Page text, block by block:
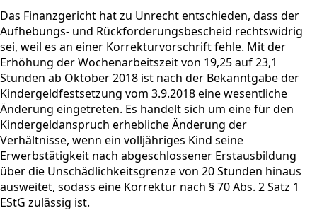
Das Finanzgericht hat zu Unrecht entschieden, dass der
Aufhebungs- und Rückforderungsbescheid rechtswidrig
sei, weil es an einer Korrekturvorschrift fehle. Mit der
Erhöhung der Wochenarbeitszeit von 19,25 auf 23,1
Stunden ab Oktober 2018 ist nach der Bekanntgabe der
Kindergeldfestsetzung vom 3.9.2018 eine wesentliche
Änderung eingetreten. Es handelt sich um eine für den
Kindergeldanspruch erhebliche Änderung der
Verhältnisse, wenn ein volljähriges Kind seine
Erwerbstätigkeit nach abgeschlossener Erstausbildung
über die Unschädlichkeitsgrenze von 20 Stunden hinaus
ausweitet, sodass eine Korrektur nach § 70 Abs. 2 Satz 1
EStG zulässig ist.